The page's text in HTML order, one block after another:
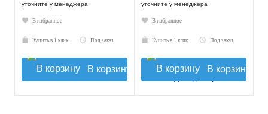
уточните у менеджера
В избранное
Купить в 1 клик Под заказ
В корзину
уточните у менеджера
В избранное
Купить в 1 клик Под заказ
В корзину